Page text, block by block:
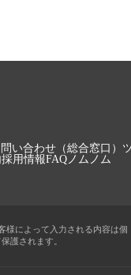
い合わせ（総合窓口）
採用情報FAQノムノム
様によって入力される内容は個
護されます。